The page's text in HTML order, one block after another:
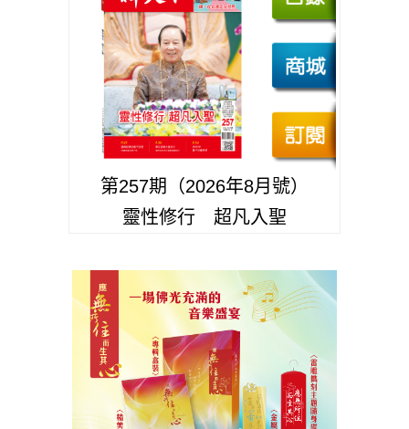
第257期（2026年8月號）
靈性修行 超凡入聖